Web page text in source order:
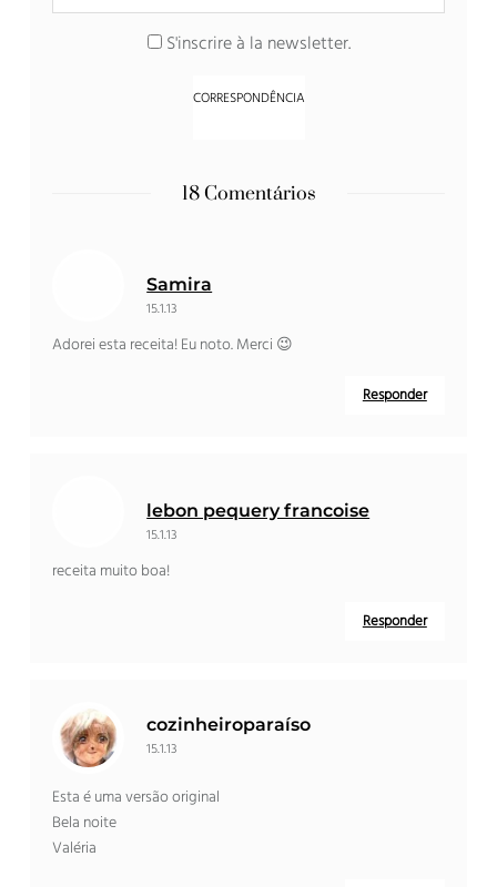
S'inscrire à la newsletter.
18 Comentários
Samira
15.1.13
Adorei esta receita! Eu noto. Merci 😉
Responder
lebon pequery francoise
15.1.13
receita muito boa!
Responder
cozinheiroparaíso
15.1.13
Esta é uma versão original
Bela noite
Valéria